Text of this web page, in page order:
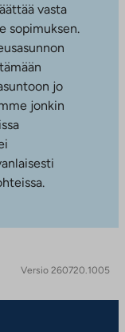
vasta
sopimuksen.
jo
jonkin
Versio 260720.1005